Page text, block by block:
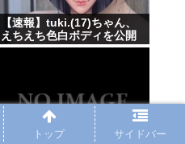
【速報】tuki.(17)ちゃん、
えちえち色白ボディを公開
www
トップ サイドバー